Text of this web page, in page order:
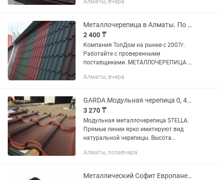
себе множество преимуществ, а
Алматы, вчера
Металлочерепица в Алматы. По ценам завода изготовителя.
2 400 ₸
Компания ТопДом на рынке с 2007г.
Работайте с проверенными
поставщиками. МЕТАЛЛОЧЕРЕПИЦА —
представляющий собои листы,
стали, покрытые полимерным...
Алматы, вчера
GARDA Модульная черепица 0, 45 мм (кредит, QR)
3 270 ₸
Модульная металлочерепица STELLA.
Прямые линии ярко имитируют вид
натуральной черепицы. Высота
Рабочая ширина 1 125 мм / Общая
Алматы, позавчера
Металлический Софит Европанель 0,45 мм